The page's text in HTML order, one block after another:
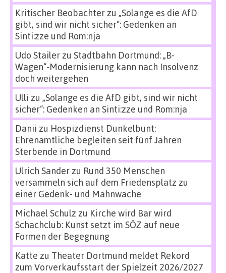
Kritischer Beobachterzu „Solange es die AfD
gibt, sind wir nicht sicher“: Gedenken an
Sinti:zze und Rom:nja
Udo Stailerzu Stadtbahn Dortmund: „B-
Wagen“-Modernisierung kann nach Insolvenz
doch weitergehen
Ulli zu „Solange es die AfD gibt, sind wir nicht
sicher“: Gedenken an Sinti:zze und Rom:nja
Danii zu Hospizdienst Dunkelbunt:
Ehrenamtliche begleiten seit fünf Jahren
Sterbende in Dortmund
Ulrich Sanderzu Rund 350 Menschen
versammeln sich auf dem Friedensplatz zu
einer Gedenk- und Mahnwache
Michael Schulz zu Kirche wird Bar wird
Schachclub: Kunst setzt im SÖZ auf neue
Formen der Begegnung
Katte zu Theater Dortmund meldet Rekord
zum Vorverkaufsstart der Spielzeit 2026/2027